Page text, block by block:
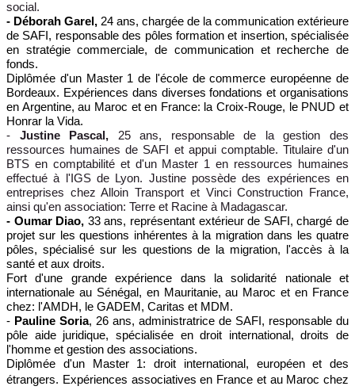
social.
- Déborah Garel, 24 ans, chargée de la communication extérieure
de SAFI, responsable des pôles formation et insertion, spécialisée
en stratégie commerciale, de communication et recherche de
fonds.
Diplômée d'un Master 1 de l'école de commerce européenne de
Bordeaux. Expériences dans diverses fondations et organisations
en Argentine, au Maroc et en France: la Croix-Rouge, le PNUD et
Honrar la Vida.
- Justine Pascal, 25 ans, responsable de la gestion des
ressources humaines de SAFI et appui comptable. Titulaire d'un
BTS en comptabilité et d'un Master 1 en ressources humaines
effectué à l'IGS de Lyon. Justine possède des expériences en
entreprises chez Alloin Transport et Vinci Construction France,
ainsi qu'en association: Terre et Racine à Madagascar.
- Oumar Diao, 33 ans, représentant extérieur de SAFI, chargé de
projet sur les questions inhérentes à la migration dans les quatre
pôles, spécialisé sur les questions de la migration, l'accès à la
santé et aux droits.
Fort d'une grande expérience dans la solidarité nationale et
internationale au Sénégal, en Mauritanie, au Maroc et en France
chez: l'AMDH, le GADEM, Caritas et MDM.
- Pauline Soria, 26 ans, administratrice de SAFI, responsable du
pôle aide juridique, spécialisée en droit international, droits de
l'homme et gestion des associations.
Diplômée d'un Master 1: droit international, européen et des
étrangers. Expériences associatives en France et au Maroc chez